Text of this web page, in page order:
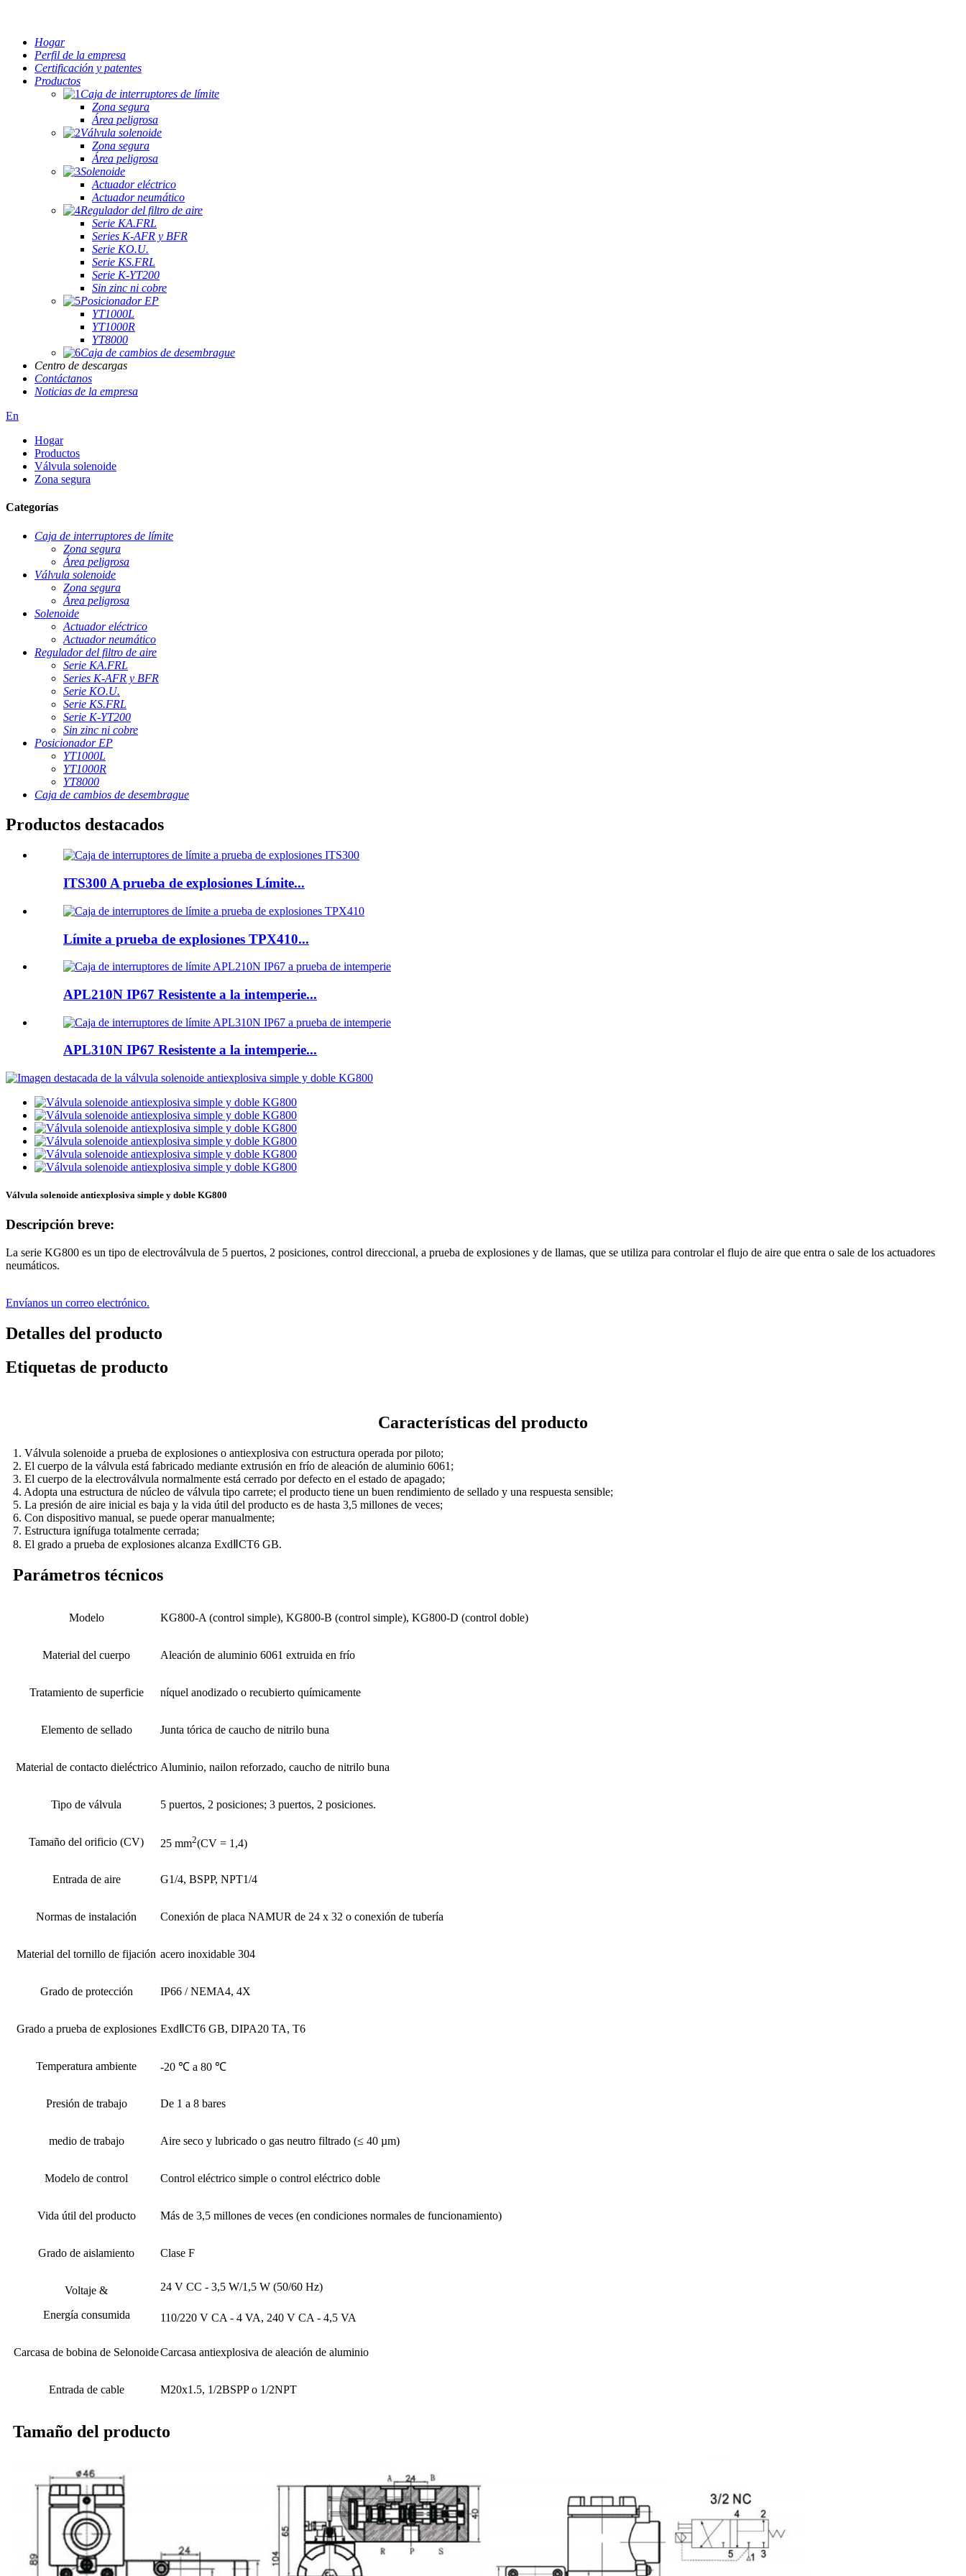
Hogar
Perfil de la empresa
Certificación y patentes
Productos
Caja de interruptores de límite
Zona segura
Área peligrosa
Válvula solenoide
Zona segura
Área peligrosa
Solenoide
Actuador eléctrico
Actuador neumático
Regulador del filtro de aire
Serie KA.FRL
Series K-AFR y BFR
Serie KO.U.
Serie KS.FRL
Serie K-YT200
Sin zinc ni cobre
Posicionador EP
YT1000L
YT1000R
YT8000
Caja de cambios de desembrague
Centro de descargas
Contáctanos
Noticias de la empresa
En
Hogar
Productos
Válvula solenoide
Zona segura
Categorías
Caja de interruptores de límite
Zona segura
Área peligrosa
Válvula solenoide
Zona segura
Área peligrosa
Solenoide
Actuador eléctrico
Actuador neumático
Regulador del filtro de aire
Serie KA.FRL
Series K-AFR y BFR
Serie KO.U.
Serie KS.FRL
Serie K-YT200
Sin zinc ni cobre
Posicionador EP
YT1000L
YT1000R
YT8000
Caja de cambios de desembrague
Productos destacados
ITS300 A prueba de explosiones Límite...
Límite a prueba de explosiones TPX410...
APL210N IP67 Resistente a la intemperie...
APL310N IP67 Resistente a la intemperie...
Válvula solenoide antiexplosiva simple y doble KG800
Descripción breve:
La serie KG800 es un tipo de electroválvula de 5 puertos, 2 posiciones, control direccional, a prueba de explosiones y de llamas, que se utiliza para controlar el flujo de aire que entra o sale de los actuadores
neumáticos.
Envíanos un correo electrónico.
Detalles del producto
Etiquetas de producto
Características del producto
1. Válvula solenoide a prueba de explosiones o antiexplosiva con estructura operada por piloto;
2. El cuerpo de la válvula está fabricado mediante extrusión en frío de aleación de aluminio 6061;
3. El cuerpo de la electroválvula normalmente está cerrado por defecto en el estado de apagado;
4. Adopta una estructura de núcleo de válvula tipo carrete; el producto tiene un buen rendimiento de sellado y una respuesta sensible;
5. La presión de aire inicial es baja y la vida útil del producto es de hasta 3,5 millones de veces;
6. Con dispositivo manual, se puede operar manualmente;
7. Estructura ignífuga totalmente cerrada;
8. El grado a prueba de explosiones alcanza ExdⅡCT6 GB.
Parámetros técnicos
Modelo KG800-A (control simple), KG800-B (control simple), KG800-D (control doble)
Material del cuerpo Aleación de aluminio 6061 extruida en frío
Tratamiento de superficie níquel anodizado o recubierto químicamente
Elemento de sellado Junta tórica de caucho de nitrilo buna
Material de contacto dieléctrico Aluminio, nailon reforzado, caucho de nitrilo buna
Tipo de válvula 5 puertos, 2 posiciones; 3 puertos, 2 posiciones.
Tamaño del orificio (CV) 25 mm2(CV = 1,4)
Entrada de aire G1/4, BSPP, NPT1/4
Normas de instalación Conexión de placa NAMUR de 24 x 32 o conexión de tubería
Material del tornillo de fijación acero inoxidable 304
Grado de protección IP66 / NEMA4, 4X
Grado a prueba de explosiones ExdⅡCT6 GB, DIPA20 TA, T6
Temperatura ambiente -20 ℃ a 80 ℃
Presión de trabajo De 1 a 8 bares
medio de trabajo Aire seco y lubricado o gas neutro filtrado (≤ 40 µm)
Modelo de control Control eléctrico simple o control eléctrico doble
Vida útil del producto Más de 3,5 millones de veces (en condiciones normales de funcionamiento)
Grado de aislamiento Clase F
Voltaje &
Energía consumida
24 V CC - 3,5 W/1,5 W (50/60 Hz)
110/220 V CA - 4 VA, 240 V CA - 4,5 VA
Carcasa de bobina de SelonoideCarcasa antiexplosiva de aleación de aluminio
Entrada de cable M20x1.5, 1/2BSPP o 1/2NPT
Tamaño del producto